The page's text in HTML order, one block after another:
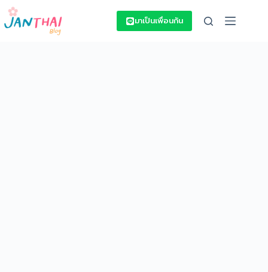
Skip
content
มาเป็นเพื่อนกัน